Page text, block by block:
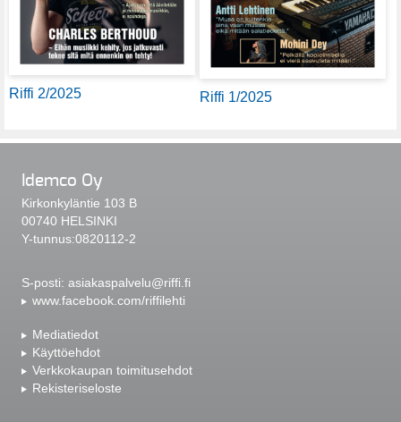
Riffi 2/2025 Riffi 1/2025
Idemco Oy
Kirkonkyläntie 103 B
00740 HELSINKI
Y-tunnus:0820112-2
S-posti: asiakaspalvelu@riffi.fi
www.facebook.com/riffilehti
Mediatiedot
Käyttöehdot
Verkkokaupan toimitusehdot
Rekisteriseloste